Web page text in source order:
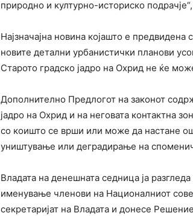
природно и културно-историско
Најзначајна новина којашто е
новите детални урбанистички планови
Старото градско јадро на Охрид не ќе
Дополнително Предлогот на законот
јадро на Охрид и на неговата контактна
со коишто се врши или може да настане
уништување или деградирање на
Влaдата на денешната седница ја
именување членови на Националниот
секретаријат на Владата и донесе